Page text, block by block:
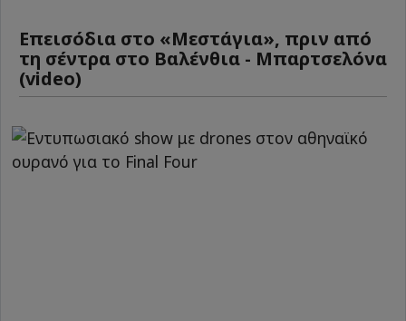
Επεισόδια στο «Μεστάγια», πριν από
τη σέντρα στο Βαλένθια - Μπαρτσελόνα
(video)